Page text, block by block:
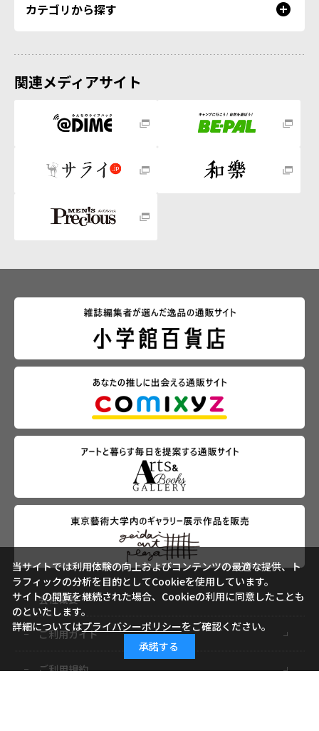
カテゴリから探す
関連メディアサイト
会社概要
ご利用ガイド
ご利用規約
当サイトでは利用体験の向上およびコンテンツの最適な提供、ト
ラフィックの分析を目的としてCookieを使用しています。
サイトの閲覧を継続された場合、Cookieの利用に同意したことも
のといたします。
詳細についてはプライバシーポリシーをご確認ください。
承諾する